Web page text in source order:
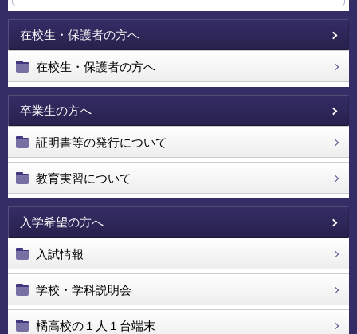
在校生・保護者の方へ
在校生・保護者の方へ
卒業生の方へ
証明書等の発行について
教育実習について
入学希望の方へ
入試情報
学校・学科説明会
橘高校の１人１台端末